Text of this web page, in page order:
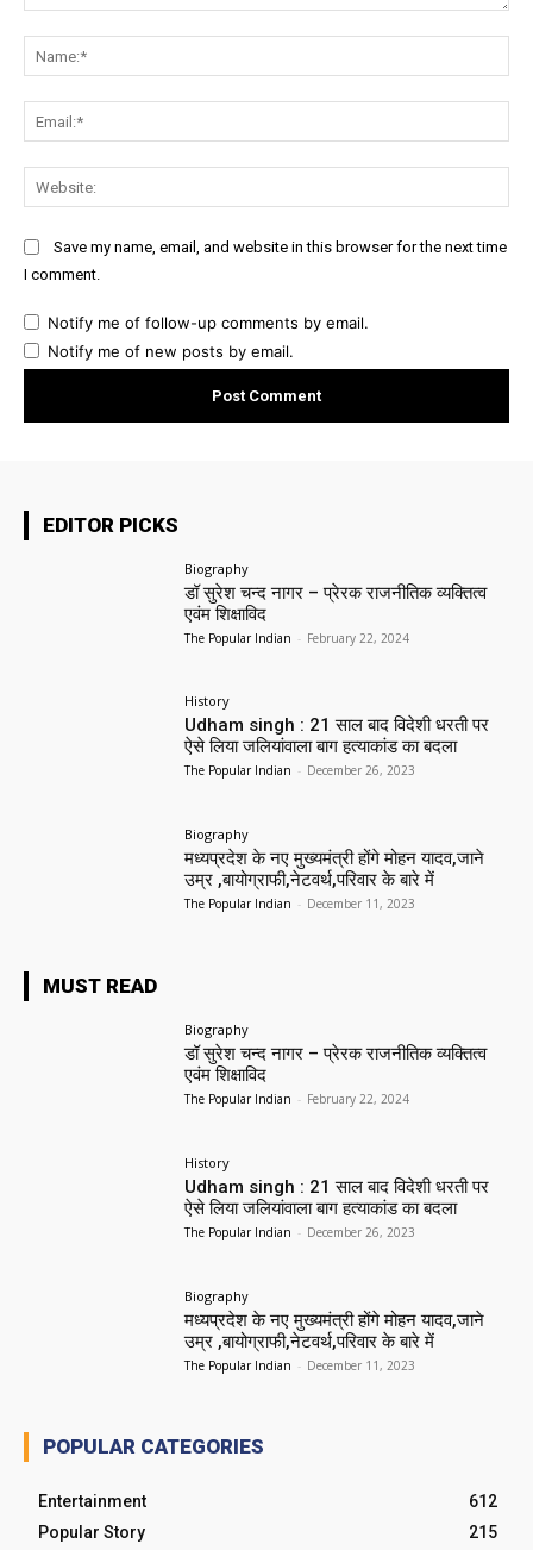
Save my name, email, and website in this browser for the next time
I comment.
Notify me of follow-up comments by email.
Notify me of new posts by email.
EDITOR PICKS
Biography
डॉ सुरेश चन्द नागर – प्रेरक राजनीतिक व्यक्तित्व
एवंम शिक्षाविद
The Popular Indian - February 22, 2024
History
Udham singh : 21 साल बाद विदेशी धरती पर
ऐसे लिया जलियांवाला बाग हत्याकांड का बदला
The Popular Indian - December 26, 2023
Biography
मध्यप्रदेश के नए मुख्यमंत्री होंगे मोहन यादव,जाने
उम्र ,बायोग्राफी,नेटवर्थ,परिवार के बारे में
The Popular Indian - December 11, 2023
MUST READ
Biography
डॉ सुरेश चन्द नागर – प्रेरक राजनीतिक व्यक्तित्व
एवंम शिक्षाविद
The Popular Indian - February 22, 2024
History
Udham singh : 21 साल बाद विदेशी धरती पर
ऐसे लिया जलियांवाला बाग हत्याकांड का बदला
The Popular Indian - December 26, 2023
Biography
मध्यप्रदेश के नए मुख्यमंत्री होंगे मोहन यादव,जाने
उम्र ,बायोग्राफी,नेटवर्थ,परिवार के बारे में
The Popular Indian - December 11, 2023
POPULAR CATEGORIES
Entertainment
612
Popular Story
215